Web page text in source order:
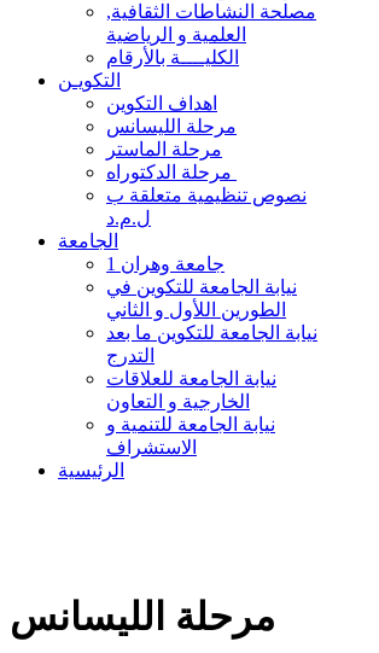
مصلحة النشاطات الثقافية,
العلمية و الرياضية
الكليــــة بالأرقام
التكويـن
اهداف التكوين
مرحلة الليسانس
مرحلة الماستر
نصوص تنظيمية متعلقة ب
ل.م.د
الجامعة
جامعة وهران 1
نيابة الجامعة للتكوين في
الطورين اللأول و الثاني
نيابة الجامعة للتكوين ما بعد
التدرج
نيابة الجامعة للعلاقات
الخارجية و التعاون
نيابة الجامعة للتنمية و
الاستشراف
الرئيسية
مرحلة الليسانس